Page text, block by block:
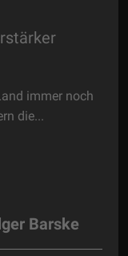
immer noch
die...
Barske